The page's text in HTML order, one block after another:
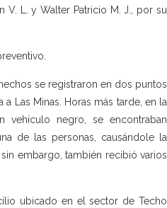
V. L. y Walter Patricio M. J., por su
se registraron en dos puntos
Las Minas. Horas más tarde, en la
vehículo negro, se encontraban
de las personas, causándole la
embargo, también recibió varios
ubicado en el sector de Techo